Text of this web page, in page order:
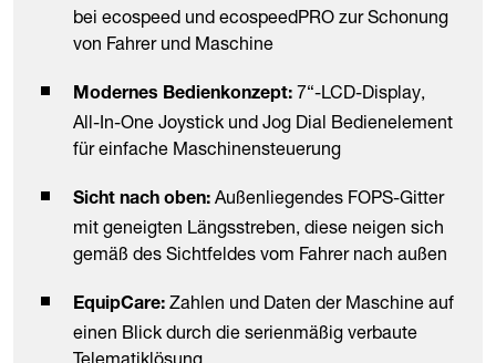
bei ecospeed und ecospeedPRO zur Schonung
von Fahrer und Maschine
Modernes Bedienkonzept: 7“-LCD-Display,
All-In-One Joystick und Jog Dial Bedienelement
für einfache Maschinensteuerung
Sicht nach oben: Außenliegendes FOPS-Gitter
mit geneigten Längsstreben, diese neigen sich
gemäß des Sichtfeldes vom Fahrer nach außen
EquipCare: Zahlen und Daten der Maschine auf
einen Blick durch die serienmäßig verbaute
Telematiklösung